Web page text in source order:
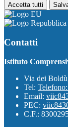
Accetta tutti
Contatti
Istituto
Via dei
Tel:
Email:
PEC:
C.F.: